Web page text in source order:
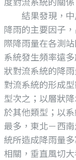
結果發現，中
降雨的主要因子
際降雨量在各測
系統發生頻率遠
狀對流系統的降
對流系統的形成
型次之；以層狀
於其他類型；以
最多，東北－西
統所造成降雨量
相關，垂直風切